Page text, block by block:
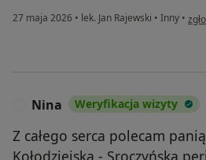
27 maja 2026 • lek. Jan Rajewski • Inny • w
Nina Weryfikacja wizyty
Z całego serca polecam
Kołodziejską - Sroczyńską